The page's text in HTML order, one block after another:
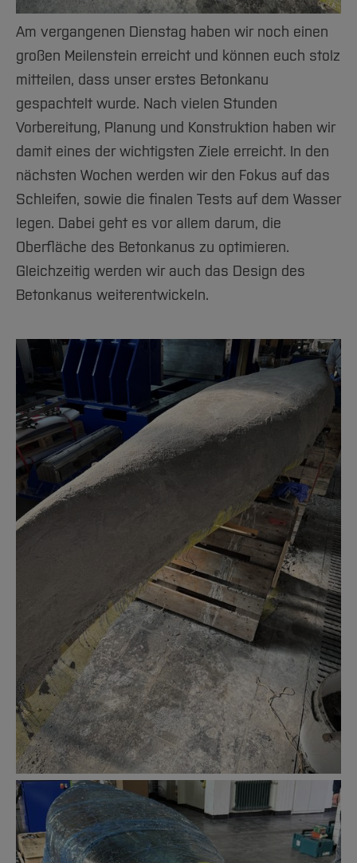
Arbeiten im FB G
Forschung und Projekte
International
Team
Service
Studiengänge
Studieninteressierte
Aktuelles
Studium
Fachgruppen
Forschung und Entwicklung
International
Team
Service
Amtliche Bekanntmachungen
Notfall-Infos
BO Shop
Familiengerechte Hochschule
Gleichstellung
Diskriminierungsfreie Hochschule
Vertretungen
Wahlen
Hochschulbibliothek
Hochschulkommunikation
Medienzentrum
qed-Stiftung
Zentrale Studienberatung
Am vergangenen Dienstag haben wir noch einen
großen Meilenstein erreicht und können euch stolz
mitteilen, dass unser erstes Betonkanu
gespachtelt wurde. Nach vielen Stunden
Vorbereitung, Planung und Konstruktion haben wir
damit eines der wichtigsten Ziele erreicht. In den
nächsten Wochen werden wir den Fokus auf das
Schleifen, sowie die finalen Tests auf dem Wasser
legen. Dabei geht es vor allem darum, die
Oberfläche des Betonkanus zu optimieren.
Gleichzeitig werden wir auch das Design des
Betonkanus weiterentwickeln.